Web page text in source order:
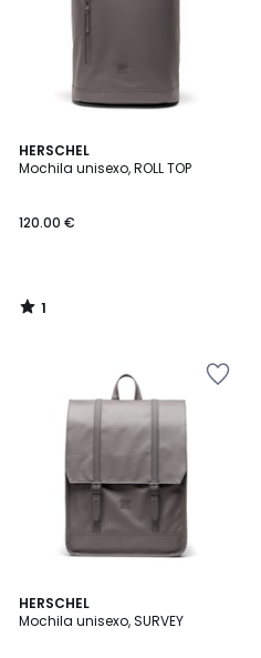
HERSCHEL
Mochila unisexo, ROLL TOP
120.00 €
1
/
1
/
HERSCHEL
Mochila unisexo, SURVEY
4,5
/ 5